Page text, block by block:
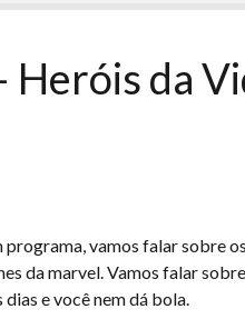
Heróis da
vamos falar sobre
da marvel. Vamos falar
e você nem dá bola.